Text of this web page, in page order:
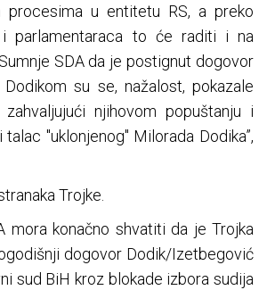
procesima u entitetu RS, a preko
i parlamentaraca to će raditi i na
SDA da je postignut dogovor
su se, nažalost, pokazale
njihovom popuštanju i
talac "uklonjenog" Milorada Dodika”,
Trojke.
mora konačno shvatiti da je Trojka
dogovor Dodik/Izetbegović
sud BiH kroz blokade izbora sudija